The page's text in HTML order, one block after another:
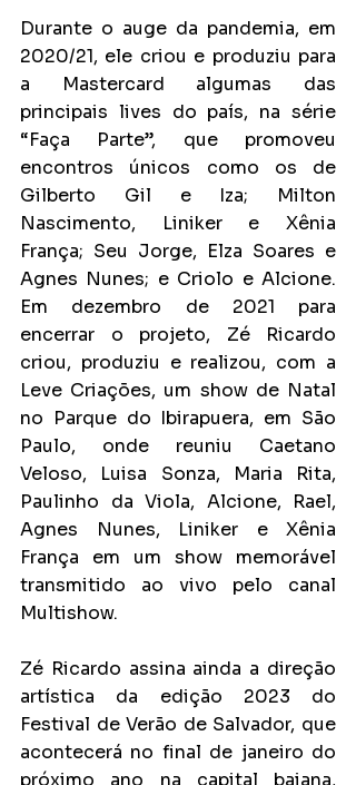
Durante o auge da pandemia, em
2020/21, ele criou e produziu para
a Mastercard algumas das
principais lives do país, na série
“Faça Parte”, que promoveu
encontros únicos como os de
Gilberto Gil e Iza; Milton
Nascimento, Liniker e Xênia
França; Seu Jorge, Elza Soares e
Agnes Nunes; e Criolo e Alcione.
Em dezembro de 2021 para
encerrar o projeto, Zé Ricardo
criou, produziu e realizou, com a
Leve Criações, um show de Natal
no Parque do Ibirapuera, em São
Paulo, onde reuniu Caetano
Veloso, Luisa Sonza, Maria Rita,
Paulinho da Viola, Alcione, Rael,
Agnes Nunes, Liniker e Xênia
França em um show memorável
transmitido ao vivo pelo canal
Multishow.
Zé Ricardo assina ainda a direção
artística da edição 2023 do
Festival de Verão de Salvador, que
acontecerá no final de janeiro do
próximo ano na capital baiana,